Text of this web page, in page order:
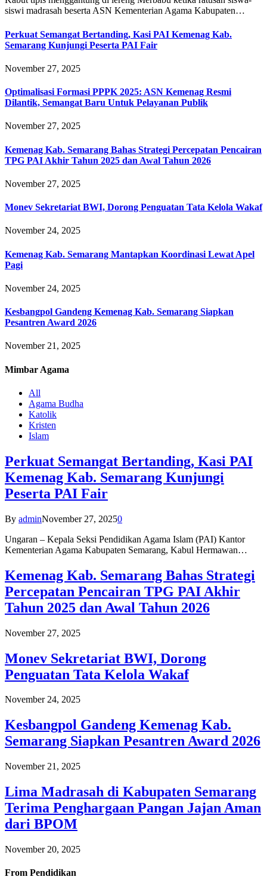
siswi madrasah beserta ASN Kementerian Agama Kabupaten…
Perkuat Semangat Bertanding, Kasi PAI Kemenag Kab.
Semarang Kunjungi Peserta PAI Fair
November 27, 2025
Optimalisasi Formasi PPPK 2025: ASN Kemenag Resmi
Dilantik, Semangat Baru Untuk Pelayanan Publik
November 27, 2025
Kemenag Kab. Semarang Bahas Strategi Percepatan Pencairan
TPG PAI Akhir Tahun 2025 dan Awal Tahun 2026
November 27, 2025
Monev Sekretariat BWI, Dorong Penguatan Tata Kelola Wakaf
November 24, 2025
Kemenag Kab. Semarang Mantapkan Koordinasi Lewat Apel
Pagi
November 24, 2025
Kesbangpol Gandeng Kemenag Kab. Semarang Siapkan
Pesantren Award 2026
November 21, 2025
Mimbar Agama
All
Agama Budha
Katolik
Kristen
Islam
Perkuat Semangat Bertanding, Kasi PAI
Kemenag Kab. Semarang Kunjungi
Peserta PAI Fair
By adminNovember 27, 20250
Ungaran – Kepala Seksi Pendidikan Agama Islam (PAI) Kantor
Kementerian Agama Kabupaten Semarang, Kabul Hermawan…
Kemenag Kab. Semarang Bahas Strategi
Percepatan Pencairan TPG PAI Akhir
Tahun 2025 dan Awal Tahun 2026
November 27, 2025
Monev Sekretariat BWI, Dorong
Penguatan Tata Kelola Wakaf
November 24, 2025
Kesbangpol Gandeng Kemenag Kab.
Semarang Siapkan Pesantren Award 2026
November 21, 2025
Lima Madrasah di Kabupaten Semarang
Terima Penghargaan Pangan Jajan Aman
dari BPOM
November 20, 2025
From Pendidikan